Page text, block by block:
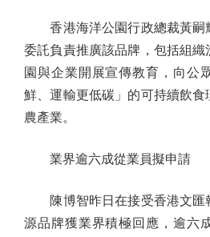
香港海洋公園行政總裁黃嗣
委託負責推廣該品牌，包括組
園與企業開展宣傳教育，向公
鮮、運輸更低碳」的可持續飲
農產業。
業界逾六成從業員擬申請
陳博智昨日在接受香港文匯
源品牌獲業界積極回應，逾六